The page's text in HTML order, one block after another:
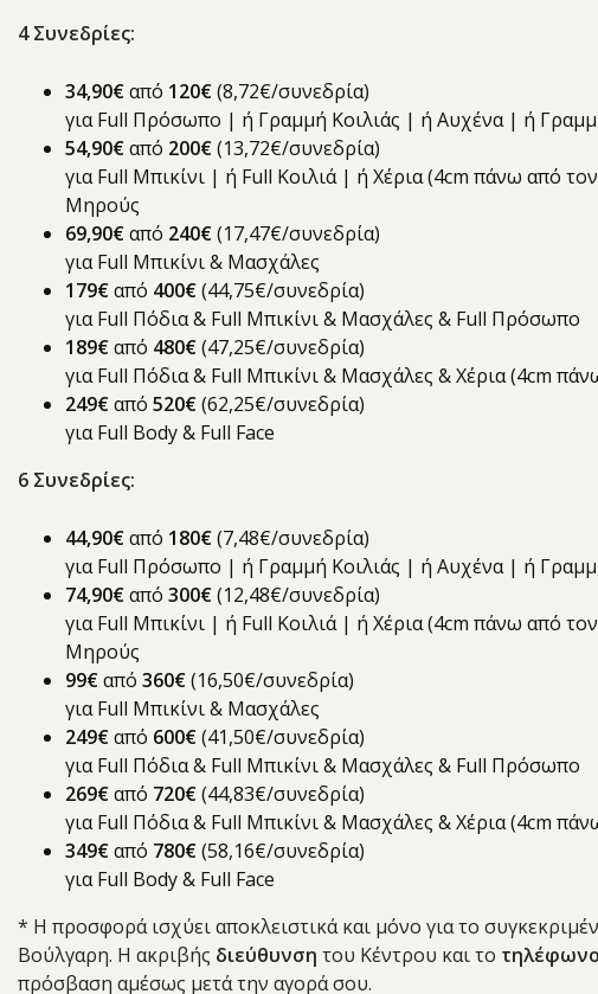
4 Συνεδρίες:
34,90€από 120€(8,72€/συνεδρία)
για Full Πρόσωπο | ή Γραμμή Κοιλιάς | ή Αυχένα | ή
54,90€από 200€(13,72€/συνεδρία)
για Full Μπικίνι | ή Full Κοιλιά | ή Χέρια (4cm πάνω από
Μηρούς
69,90€από 240€(17,47€/συνεδρία)
για Full Μπικίνι & Μασχάλες
179€από 400€(44,75€/συνεδρία)
για Full Πόδια & Full Μπικίνι & Μασχάλες & Full Πρόσωπο
189€από 480€(47,25€/συνεδρία)
για Full Πόδια & Full Μπικίνι & Μασχάλες & Χέρια (4cm
249€από 520€(62,25€/συνεδρία)
για Full Body & Full Face
6 Συνεδρίες:
44,90€από 180€(7,48€/συνεδρία)
για Full Πρόσωπο | ή Γραμμή Κοιλιάς | ή Αυχένα | ή
74,90€από 300€(12,48€/συνεδρία)
για Full Μπικίνι | ή Full Κοιλιά | ή Χέρια (4cm πάνω από
Μηρούς
99€από 360€(16,50€/συνεδρία)
για Full Μπικίνι & Μασχάλες
249€από 600€(41,50€/συνεδρία)
για Full Πόδια & Full Μπικίνι & Μασχάλες & Full Πρόσωπο
269€από 720€(44,83€/συνεδρία)
για Full Πόδια & Full Μπικίνι & Μασχάλες & Χέρια (4cm
349€από 780€(58,16€/συνεδρία)
για Full Body & Full Face
* Η προσφορά ισχύει αποκλειστικά και μόνο για το
Βούλγαρη. Η ακριβής διεύθυνση του Κέντρου και το τηλέφωνο
πρόσβαση αμέσως μετά την αγορά σου.